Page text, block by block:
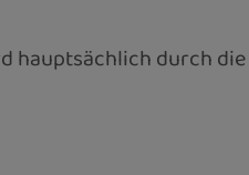
hauptsächlich durch